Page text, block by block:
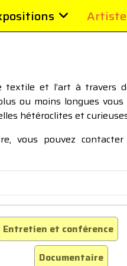
textile et l’art à travers
ou moins longues
hétéroclites et
vous pouvez contacter
Entretien et conférence
Documentaire